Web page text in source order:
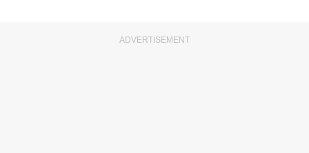
ADVERTISEMENT